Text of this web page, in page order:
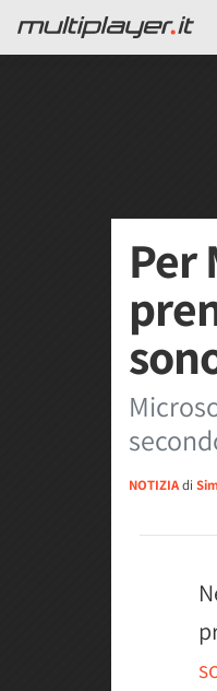
Per
NOTIZIAdi